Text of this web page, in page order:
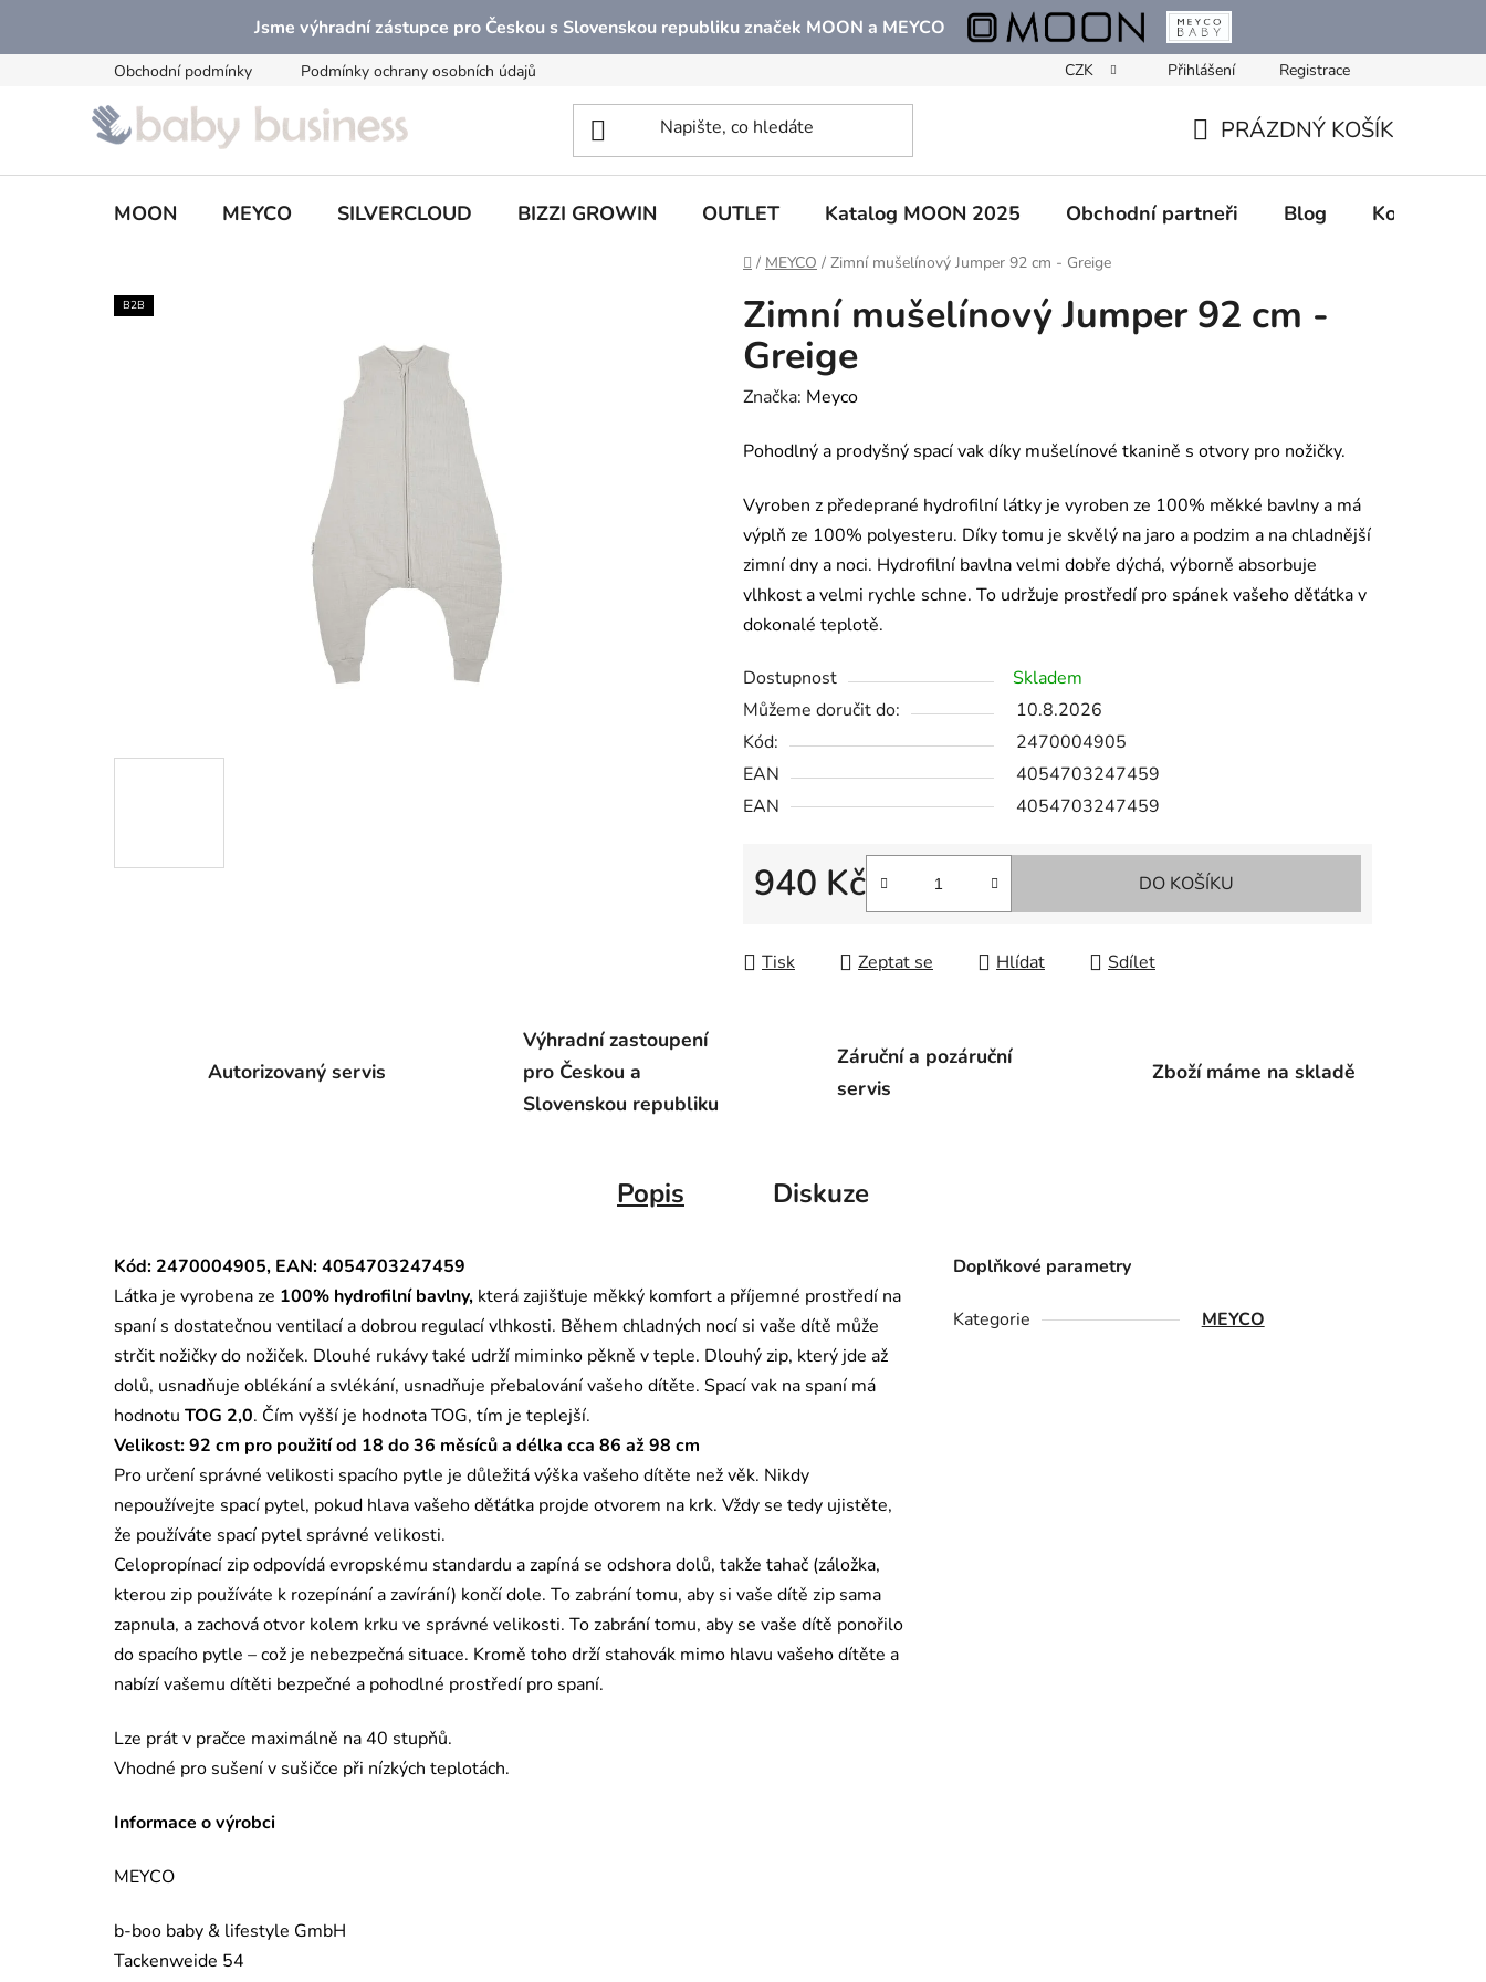
obsah
Jsme výhradní zástupce pro Českou s Slovenskou republiku značek MOON a MEYCO
Obchodní podmínky Podmínky ochrany osobních údajů CZK Přihlášení Registrace
KOŠÍK
PRÁZDNÝ KOŠÍK
MOON MEYCO SILVERCLOUD BIZZI GROWIN OUTLET Katalog MOON 2025 Obchodní partneři Blog Kontakty
Domů
/ MEYCO / Zimní mušelínový Jumper 92 cm - Greige
Zimní mušelínový Jumper 92 cm -
Greige
Značka: Meyco
Pohodlný a prodyšný spací vak díky mušelínové tkanině s otvory pro nožičky.
Vyroben z předeprané hydrofilní látky je vyroben ze 100% měkké bavlny a má
výplň ze 100% polyesteru. Díky tomu je skvělý na jaro a podzim a na chladnější
zimní dny a noci. Hydrofilní bavlna velmi dobře dýchá, výborně absorbuje
vlhkost a velmi rychle schne. To udržuje prostředí pro spánek vašeho děťátka v
dokonalé teplotě.
Dostupnost
Skladem
Můžeme doručit do:
10.8.2026
Kód:
2470004905
EAN
4054703247459
EAN
4054703247459
940 Kč DO KOŠÍKU
Tisk Zeptat se Hlídat Sdílet
B2B
Autorizovaný servis
Výhradní zastoupení
pro Českou a
Slovenskou republiku
Záruční a pozáruční
servis
Zboží máme na skladě
Popis Diskuze
Kód: 2470004905, EAN: 4054703247459
Látka je vyrobena ze 100% hydrofilní bavlny, která zajišťuje měkký komfort a příjemné prostředí na
spaní s dostatečnou ventilací a dobrou regulací vlhkosti. Během chladných nocí si vaše dítě může
strčit nožičky do nožiček. Dlouhé rukávy také udrží miminko pěkně v teple. Dlouhý zip, který jde až
dolů, usnadňuje oblékání a svlékání, usnadňuje přebalování vašeho dítěte. Spací vak na spaní má
hodnotu TOG 2,0. Čím vyšší je hodnota TOG, tím je teplejší.
Velikost: 92 cm pro použití od 18 do 36 měsíců a délka cca 86 až 98 cm
Pro určení správné velikosti spacího pytle je důležitá výška vašeho dítěte než věk. Nikdy
nepoužívejte spací pytel, pokud hlava vašeho děťátka projde otvorem na krk. Vždy se tedy ujistěte,
že používáte spací pytel správné velikosti.
Celopropínací zip odpovídá evropskému standardu a zapíná se odshora dolů, takže tahač (záložka,
kterou zip používáte k rozepínání a zavírání) končí dole. To zabrání tomu, aby si vaše dítě zip sama
zapnula, a zachová otvor kolem krku ve správné velikosti. To zabrání tomu, aby se vaše dítě ponořilo
do spacího pytle – což je nebezpečná situace. Kromě toho drží stahovák mimo hlavu vašeho dítěte a
nabízí vašemu dítěti bezpečné a pohodlné prostředí pro spaní.
Lze prát v pračce maximálně na 40 stupňů.
Vhodné pro sušení v sušičce při nízkých teplotách.
Informace o výrobci
MEYCO
b-boo baby & lifestyle GmbH
Tackenweide 54
Doplňkové parametry
Kategorie MEYCO